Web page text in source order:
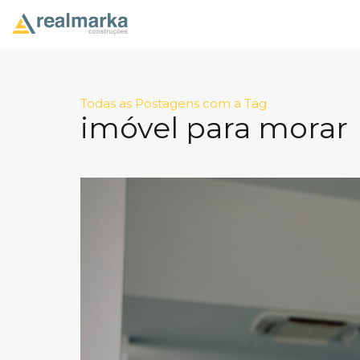
Todas as Postagens com a Tag
imóvel para morar